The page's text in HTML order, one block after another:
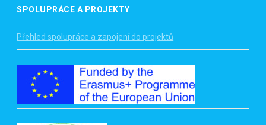
SPOLUPRÁCE A PROJEKTY
Přehled spolupráce a zapojení do projektů